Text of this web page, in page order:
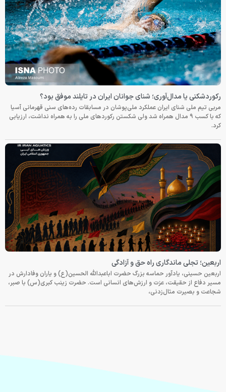
رکوردشکنی یا مدال‌آوری؛ شنای جوانان ایران در تایلند موفق بود؟
مربی تیم ملی شنای ایران عملکرد ملی‌پوشان در مسابقات رده‌های سنی قهرمانی آسیا
که با کسب ۹ مدال همراه شد ولی شکستن رکوردهای ملی را به همراه نداشت، ارزیابی
کرد.
اربعین؛ تجلی ماندگاری راه حق و آزادگی
اربعین حسینی، یادآور حماسه بزرگ حضرت اباعبدالله الحسین(ع) و یاران وفادارش در
مسیر دفاع از حقیقت، عزت و ارزش‌های انسانی است. حضرت زینب کبری(س) با صبر،
شجاعت و بصیرت مثال‌زدنی،